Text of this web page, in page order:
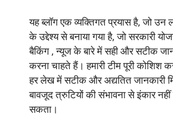
यह ब्लॉग एक व्यक्तिगत प्रयास है, जो उन
के उद्देश्य से बनाया गया है, जो सरकारी
बैकिंग , न्यूज के बारे में सही और सटीक
करना चाहते हैं। हमारी टीम पूरी कोशिश
हर लेख में सटीक और अद्यतित जानकारी
बावजूद त्रुटियों की संभावना से इंकार नहीं
सकता।